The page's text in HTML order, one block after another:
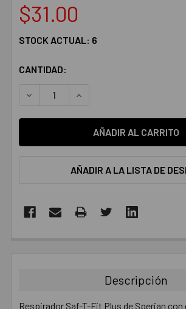
$31.00
STOCK ACTUAL: 6
CANTIDAD:
DISMINUIR LA CANTIDAD:AUMENTAR LA CANTIDAD:
AÑADIR A LA LISTA DE
Descripción
Respirador Saf-T-Fit Plus de Sperian